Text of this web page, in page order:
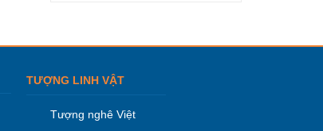
TƯỢNG LINH VẬT
Tượng nghê Việt